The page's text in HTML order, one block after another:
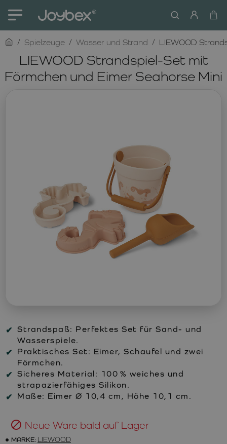
LIEWOOD Strandspiel-Set mit
Förmchen und Eimer Seahorse Mini
homeSpielzeuge Wasser und Strand LIEWOOD
Strandspaß: Perfektes Set für Sand- und
Wasserspiele.
Praktisches Set: Eimer, Schaufel und zwei
Förmchen.
Sicheres Material: 100 % weiches und
strapazierfähiges Silikon.
Maße: Eimer Ø 10,4 cm, Höhe 10,1 cm.
Neue Ware bald auf Lager
MARKE: LIEWOOD